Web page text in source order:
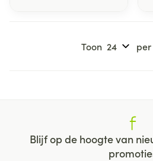
Toon
Blijf op de hoogte van